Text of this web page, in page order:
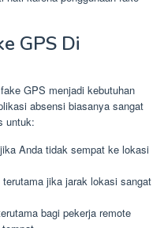
GPS Di
GPS menjadi kebutuhan
absensi biasanya sangat
untuk:
jika Anda tidak sempat ke lokasi
terutama jika jarak lokasi sangat
bagi pekerja remote